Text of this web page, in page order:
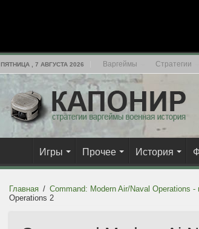
ПЯТНИЦА , 7 АВГУСТА 2026 Варгеймы Стратегии
Игры Прочее История
Главная / Command: Modern Air/Naval Operations -
Operations 2